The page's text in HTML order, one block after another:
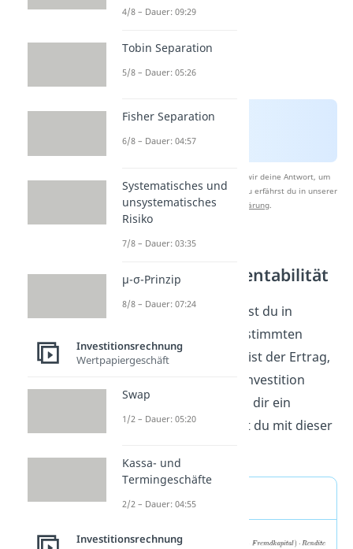
Nach Beantwortung speichern wir deine Antwort, um
Studyflix zu verbessern. Mehr dazu erfährst du in unserer
Datenschutzerklärung.
Rendite und
Gesamtkapitalrentabilität
DeinKapitalinvestierst du in
Projekte mit einer bestimmten
Rendite . Die Rendite ist der Ertrag,
den eine bestimmte Investition
bringt. Wie viel
dir ein
Projekt bringt, kannst du mit dieser
Formel Rendite
4/8 – Dauer: 09:29
Tobin Separation
5/8 – Dauer: 05:26
Fisher Separation
6/8 – Dauer: 04:57
Systematisches und
unsystematisches
Risiko
7/8 – Dauer: 03:35
μ-σ-Prinzip
8/8 – Dauer: 07:24
Investitionsrechnung
Wertpapiergeschäft
Swap
1/2 – Dauer: 05:20
Kassa- und
Termingeschäfte
2/2 – Dauer: 04:55
Investitionsrechnung